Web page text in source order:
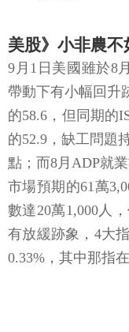
美股》小非農
9月1日美國雖於8
帶動下有小幅回升
的58.6，但同期的
的52.9，缺工問題
點；而8月ADP就
市場預期的61萬
數達20萬1,000人
有放緩跡象，4大
0.33%，其中那指